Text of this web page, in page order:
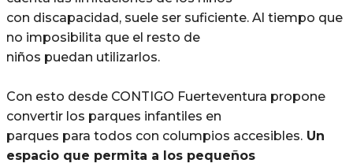
con discapacidad, suele ser suficiente. Al tiempo que
no imposibilita que el resto de
niños puedan utilizarlos.
Con esto desde CONTIGO Fuerteventura propone
convertir los parques infantiles en
parques para todos con columpios accesibles. Un
espacio que permita a los pequeños